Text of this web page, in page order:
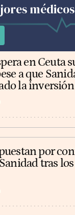
en Ceuta
a que
la inversión
por
tras